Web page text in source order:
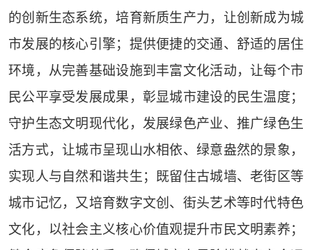
的创新生态系统，培育新质生产力，让创新成为城
市发展的核心引擎；提供便捷的交通、舒适的居住
环境，从完善基础设施到丰富文化活动，让每个市
民公平享受发展成果，彰显城市建设的民生温度；
守护生态文明现代化，发展绿色产业、推广绿色生
活方式，让城市呈现山水相依、绿意盎然的景象，
实现人与自然和谐共生；既留住古城墙、老街区等
城市记忆，又培育数字文创、街头艺术等时代特色
文化，以社会主义核心价值观提升市民文明素养；